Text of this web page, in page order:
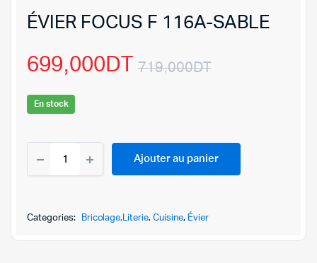
ÉVIER FOCUS F 116A-SABLE
719,000DT
initial
699,000DT
actuel
En stock
FOCUS
F
quantity
Ajouter au panier
Categories: Bricolage,Literie,Cuisine, Évier